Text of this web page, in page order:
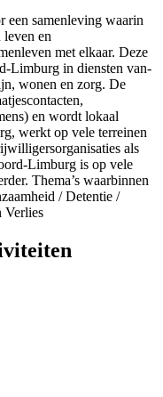
samenleving waarin
leven en
met elkaar. Deze
Limburg in diensten van-
wonen en zorg. De
en wordt lokaal
werkt op vele terreinen
als
Limburg is op vele
Thema’s waarbinnen
/ Detentie /
Verlies